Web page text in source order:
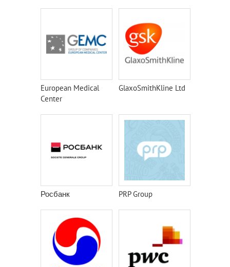
European Medical
Center
GlaxoSmithKline Ltd
Росбанк PRP Group